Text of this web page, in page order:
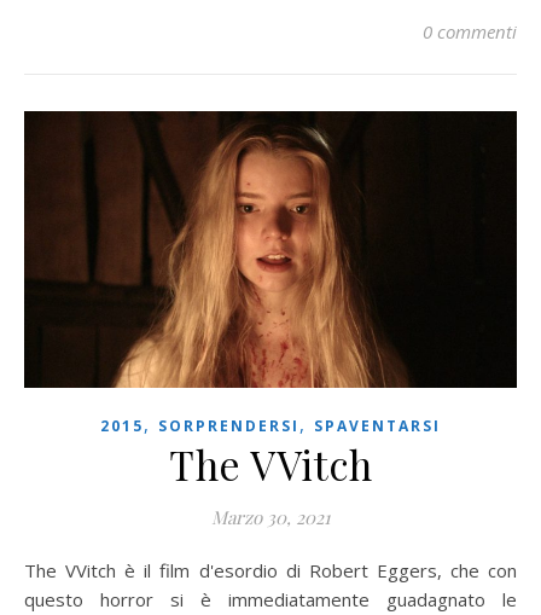
0 commenti
2015, SORPRENDERSI , SPAVENTARSI
The VVitch
Marzo 30, 2021
The VVitch è il film d'esordio di Robert Eggers, che con
questo horror si è immediatamente guadagnato le